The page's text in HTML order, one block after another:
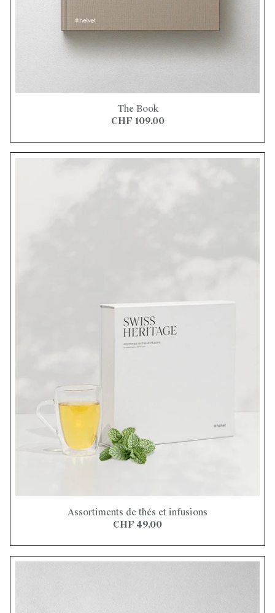
The Book
CHF 109.00
Assortiments de thés et infusions
CHF 49.00